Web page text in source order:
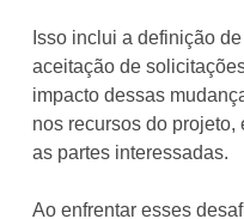
Isso inclui a definição
aceitação de
impacto dessas
nos recursos do
as partes interessadas.
Ao enfrentar esses